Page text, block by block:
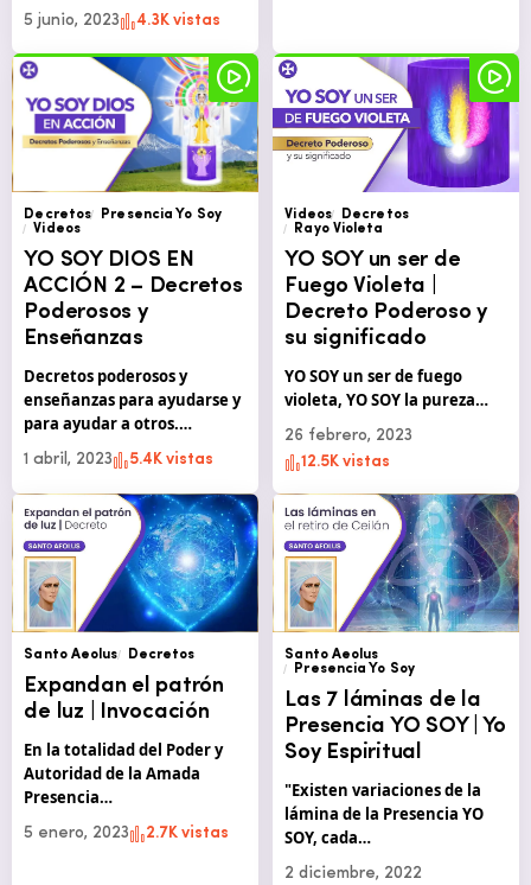
5 junio, 2023 4.3K vistas
Decretos
Presencia Yo Soy
Videos
YO SOY DIOS EN
ACCIÓN 2 – Decretos
Poderosos y
Enseñanzas
Decretos poderosos y
enseñanzas para ayudarse y
para ayudar a otros.…
1 abril, 2023 5.4K vistas
Videos
Decretos
Rayo Violeta
YO SOY un ser de
Fuego Violeta |
Decreto Poderoso y
su significado
YO SOY un ser de fuego
violeta, YO SOY la pureza…
26 febrero, 2023
12.5K vistas
Santo Aeolus Decretos
Expandan el patrón
de luz | Invocación
En la totalidad del Poder y
Autoridad de la Amada
Presencia…
5 enero, 2023 2.7K vistas
Santo Aeolus
Presencia Yo Soy
Las 7 láminas de la
Presencia YO SOY | Yo
Soy Espiritual
"Existen variaciones de la
lámina de la Presencia YO
SOY, cada…
2 diciembre, 2022